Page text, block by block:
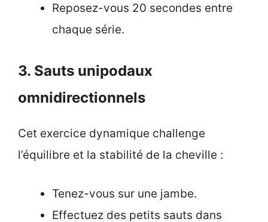
Reposez-vous 20 secondes entre
chaque série.
3. Sauts unipodaux
omnidirectionnels
Cet exercice dynamique challenge
l’équilibre et la stabilité de la cheville :
Tenez-vous sur une jambe.
Effectuez des petits sauts dans